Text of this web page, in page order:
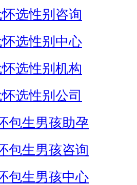
选性别咨询
怀选性别中心
选性别机构
选性别公司
包生男孩助孕
包生男孩咨询
包生男孩中心